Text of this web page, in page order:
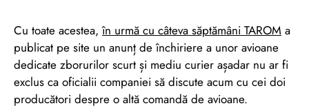
Cu toate acestea,în urmă cu câteva săptămâni TAROM a
publicat pe site un anunț de închiriere a unor avioane
dedicate zborurilor scurt și mediu curier așadar nu ar fi
exclus ca oficialii companiei să discute acum cu cei doi
producători despre o altă comandă de avioane.